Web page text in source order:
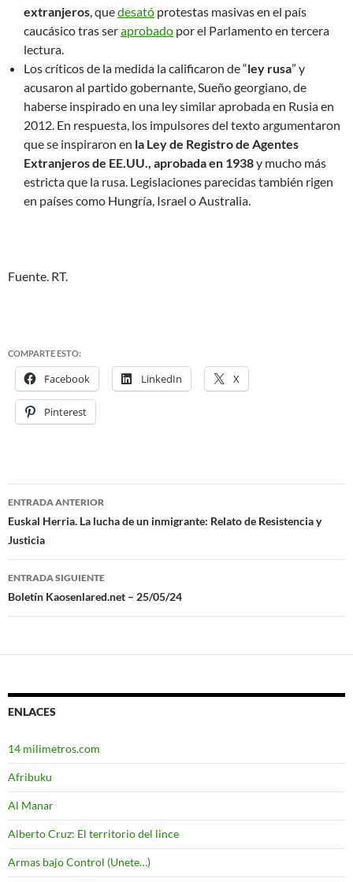
extranjeros, quedesató protestas masivas en el país
caucásico tras seraprobado por el Parlamento en tercera
lectura.
Los críticos de la medida la calificaron de “ley rusa” y
acusaron al partido gobernante, Sueño georgiano, de
haberse inspirado en una ley similar aprobada en Rusia en
2012. En respuesta, los impulsores del texto argumentaron
que se inspiraron en la Ley de Registro de Agentes
Extranjeros de EE.UU., aprobada en 1938y mucho más
estricta que la rusa. Legislaciones parecidas también rigen
en países como Hungría, Israel o Australia.
Fuente. RT.
COMPARTE ESTO:
Facebook LinkedIn X
Pinterest
Navegación
de
entradas
ENTRADA ANTERIOR
Euskal Herria. La lucha de un inmigrante: Relato de Resistencia y
Justicia
ENTRADA SIGUIENTE
Boletín Kaosenlared.net – 25/05/24
ENLACES
14 milimetros.com
Afribuku
Al Manar
Alberto Cruz: El territorio del lince
Armas bajo Control (Unete…)